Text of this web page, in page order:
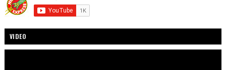
VIDEO